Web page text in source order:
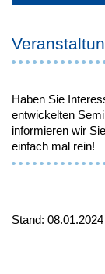
Haben Sie
entwickelten
informieren wir
einfach mal rein!
Stand: 08.01.2024